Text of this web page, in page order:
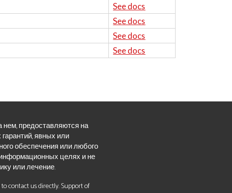
See docs
See docs
See docs
See docs
нем, предоставляются на
гарантий, явных или
обеспечения или любого
целях и не
или лечение.
contact us directly. Support of